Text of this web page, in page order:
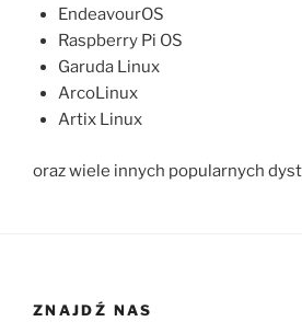
EndeavourOS
Raspberry Pi OS
Garuda Linux
ArcoLinux
Artix Linux
oraz wiele innych popularnych
ZNAJDŹ NAS